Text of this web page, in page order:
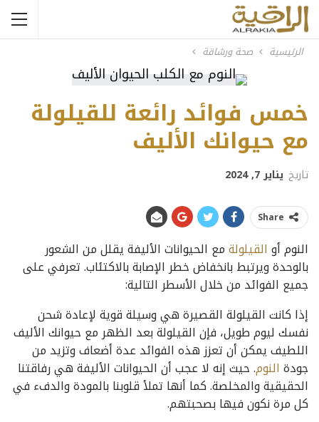
الرئيسية صحة ورشاقة
خمس فوائد رائعة للقيلولة
مع حيوانك الأليف
تاريخ يناير 7, 2024
Share
النوم أو القيلولةمع الحيوانات الأليفة يقلل من الشعور
بالوحدة ويرتبط بانخفاض خطر الإصابة بالاكتئاب. تعرفي على
جميع الفوائد من خلال الأسطر التالية:
إذا كانت القيلولة القصيرة هي وسيلة قوية لإعادة شحن
نفسك ليوم طويل، فإن القيلولة بعد الظهر مع حيوانك الأليف
اللطيف يمكن أن تعزز هذه الفوائد عدة أضعاف وتزيد من
جودة النوم. حيث إنه لا عجب أن الحيوانات الأليفة هي رفاقتنا
الحقيقية والمخلصة. كما أنها تملأ قلوبنا بالمودة والدفء في
كل مرة نكون فيها بصحبتهم.